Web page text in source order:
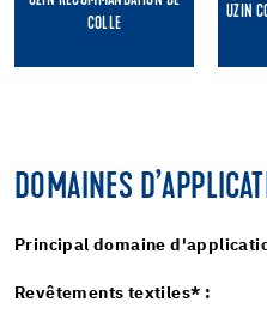
COLLE
UZIN
DOMAINES
Principal domaine
Revêtements textiles* :